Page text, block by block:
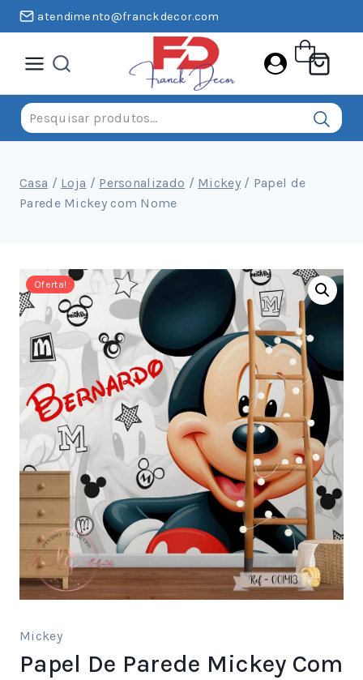
Pular
para
conteúdo
atendimento@franckdecor.com
Pesquisar
por:
Casa / Loja / Personalizado / Mickey / Papel de
Parede Mickey com Nome
Oferta!
Mickey
Papel De Parede Mickey Com